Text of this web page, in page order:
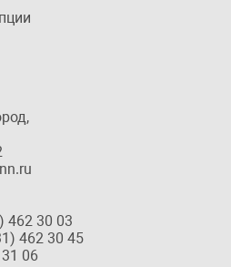
462 30 03
462 30 45
06